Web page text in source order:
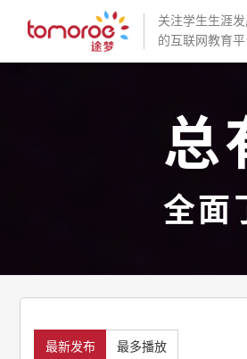
关注学生生涯
的互联网教育平
总
全面
最新发布 最多播放